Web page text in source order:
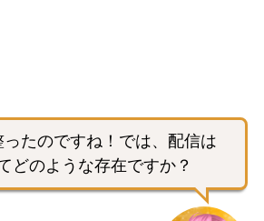
たのですね！では、配信は
どのような存在ですか？